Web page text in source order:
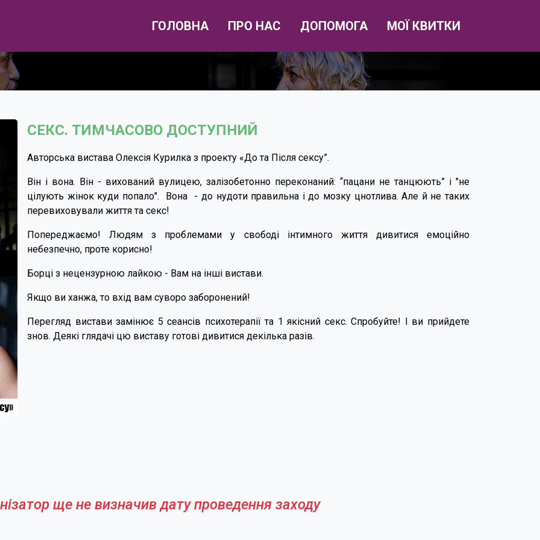
ГОЛОВНА ПРО НАС ДОПОМОГА МОЇ КВИТКИ
СЕКС. ТИМЧАСОВО ДОСТУПНИЙ
Авторська вистава Олексія Курилка з проекту «До та Після сексу”.
Він і вона. Він - вихований вулицею, залізобетонно переконаний: “пацани не танцюють” і "не
цілують жінок куди попало". Вона - до нудоти правильна і до мозку цнотлива. Але й не таких
перевиховували життя та секс!
Попереджаємо! Людям з проблемами у свободі інтимного життя дивитися емоційно
небезпечно, проте корисно!
Борці з нецензурною лайкою - Вам на інші вистави.
Якщо ви ханжа, то вхід вам суворо заборонений!
Перегляд вистави замінює 5 сеансів психотерапії та 1 якісний секс. Спробуйте! І ви прийдете
знов. Деякі глядачі цю виставу готові дивитися декілька разів.
ще не визначив дату проведення заходу